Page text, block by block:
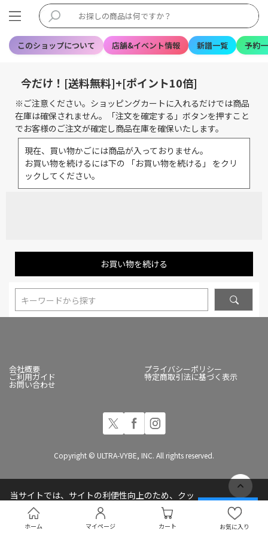
このショップについて 店舗&イベント情報 新譜一覧 予約
ホーム マイページ カート お気に入り
今だけ！[送料無料]+[ポイント10倍]
※ご注意ください。ショッピングカートに入れるだけでは商品
在庫は確保されません。「注文を確定する」ボタンを押すこと
でお客様のご注文が確定し商品在庫を確保いたします。
現在、買い物かごには商品が入っておりません。
お買い物を続けるには下の 「お買い物を続ける」 をクリ
ックしてください。
お買い物を続ける
キーワードから探す
会社概要 プライバシーポリシー
ご利用ガイド 特定商取引法に基づく表示
お問い合わせ
Copyright © ULTRA-VYBE, INC. All rights reserved.
当サイトでは、サイトの利便性向上のため、クッ
キー(Cookie)を使用しています
プライバシーポリシー
承諾する